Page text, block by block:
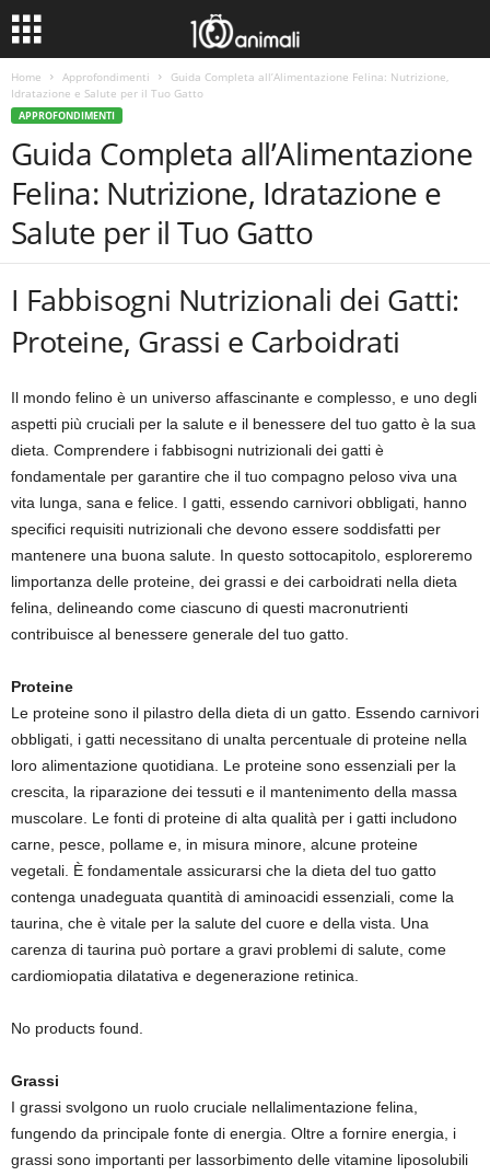
Home Approfondimenti
Guida Completa all’Alimentazione Felina: Nutrizione,
Idratazione e Salute per il Tuo Gatto
APPROFONDIMENTI
Guida Completa all’Alimentazione
Felina: Nutrizione, Idratazione e
Salute per il Tuo Gatto
I Fabbisogni Nutrizionali dei Gatti:
Proteine, Grassi e Carboidrati
Il mondo felino è un universo affascinante e complesso, e uno degli
aspetti più cruciali per la salute e il benessere del tuo gatto è la sua
dieta. Comprendere i fabbisogni nutrizionali dei gatti è
fondamentale per garantire che il tuo compagno peloso viva una
vita lunga, sana e felice. I gatti, essendo carnivori obbligati, hanno
specifici requisiti nutrizionali che devono essere soddisfatti per
mantenere una buona salute. In questo sottocapitolo, esploreremo
limportanza delle proteine, dei grassi e dei carboidrati nella dieta
felina, delineando come ciascuno di questi macronutrienti
contribuisce al benessere generale del tuo gatto.
Proteine
Le proteine sono il pilastro della dieta di un gatto. Essendo carnivori
obbligati, i gatti necessitano di unalta percentuale di proteine nella
loro alimentazione quotidiana. Le proteine sono essenziali per la
crescita, la riparazione dei tessuti e il mantenimento della massa
muscolare. Le fonti di proteine di alta qualità per i gatti includono
carne, pesce, pollame e, in misura minore, alcune proteine
vegetali. È fondamentale assicurarsi che la dieta del tuo gatto
contenga unadeguata quantità di aminoacidi essenziali, come la
taurina, che è vitale per la salute del cuore e della vista. Una
carenza di taurina può portare a gravi problemi di salute, come
cardiomiopatia dilatativa e degenerazione retinica.
No products found.
Grassi
I grassi svolgono un ruolo cruciale nellalimentazione felina,
fungendo da principale fonte di energia. Oltre a fornire energia, i
grassi sono importanti per lassorbimento delle vitamine liposolubili